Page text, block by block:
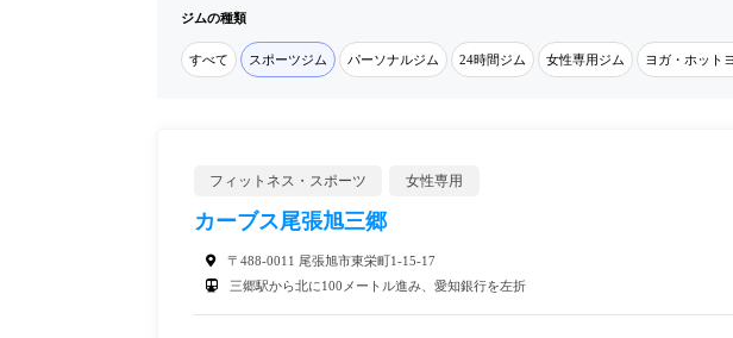
ジムの種類
すべて スポーツジム パーソナルジム 24時間ジム 女性専用ジム ヨガ・ホット
フィットネス・スポーツ 女性専用
カーブス尾張旭三郷
〒488-0011 尾張旭市東栄町1-15-17
三郷駅から北に100メートル進み、愛知銀行を左折